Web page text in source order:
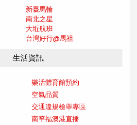
新臺馬輪
南北之星
大坵航班
台灣好行@馬祖
生活資訊
樂活體育館預約
空氣品質
交通違規檢舉專區
南竿福澳港直播